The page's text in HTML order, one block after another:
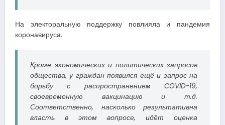
На электоральную поддержку повлияла и пандемия
коронавируса.
Кроме экономических и политических запросов
общества, у граждан появился ещё и запрос на
борьбу с распространением COVID-19,
своевременную вакцинацию и т.д.
Соответственно, насколько результативна
власть в этом вопросе, идёт оценка